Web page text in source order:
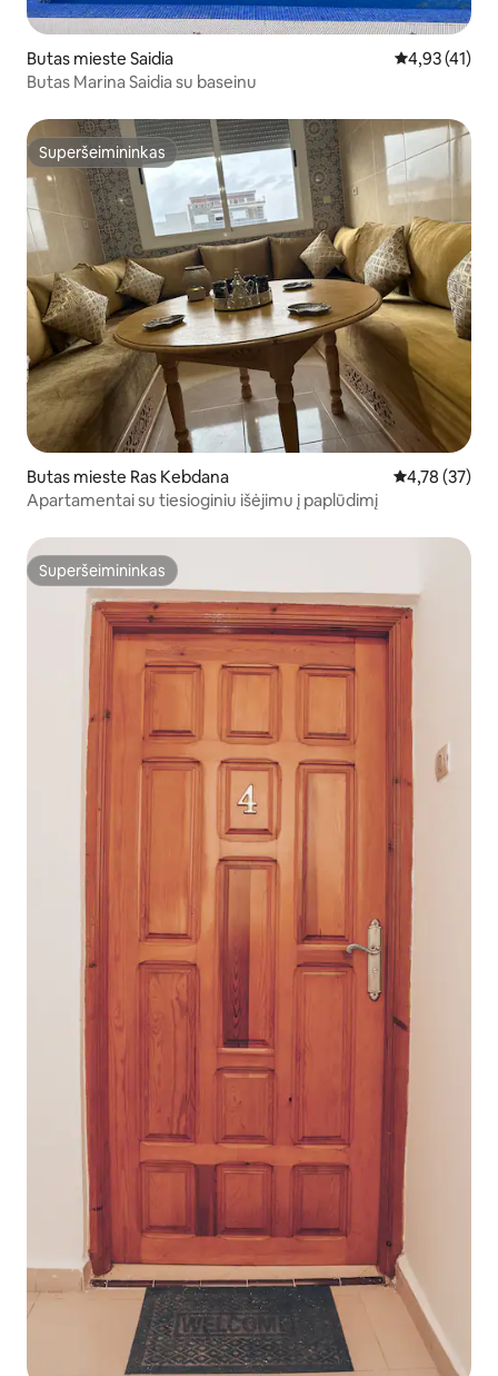
Butas mieste Saidia Vidutinis
4,93 (41)
Butas Marina Saidia su baseinu
Superšeimininkas
Superšeimininkas
Butas mieste Ras Kebdana Vidutinis
4,78 (37)
Apartamentai su tiesioginiu išėjimu į paplūdimį
Superšeimininkas
Superšeimininkas